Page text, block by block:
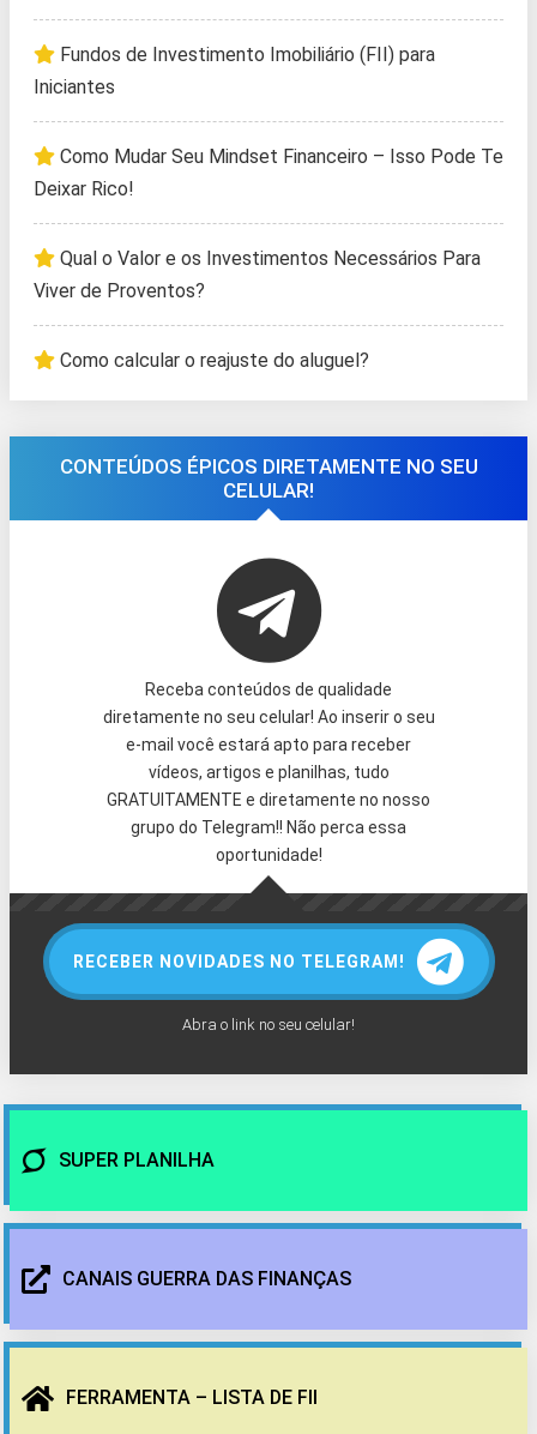
Fundos de Investimento Imobiliário (FII) para
Iniciantes
Como Mudar Seu Mindset Financeiro – Isso Pode Te
Deixar Rico!
Qual o Valor e os Investimentos Necessários Para
Viver de Proventos?
Como calcular o reajuste do aluguel?
CONTEÚDOS ÉPICOS DIRETAMENTE NO SEU
CELULAR!
Receba conteúdos de qualidade
diretamente no seu celular! Ao inserir o seu
e-mail você estará apto para receber
vídeos, artigos e planilhas, tudo
GRATUITAMENTE e diretamente no nosso
grupo do Telegram!! Não perca essa
oportunidade!
RECEBER NOVIDADES NO TELEGRAM!
Abra o link no seu celular!
SUPER PLANILHA
CANAIS GUERRA DAS FINANÇAS
FERRAMENTA – LISTA DE FII